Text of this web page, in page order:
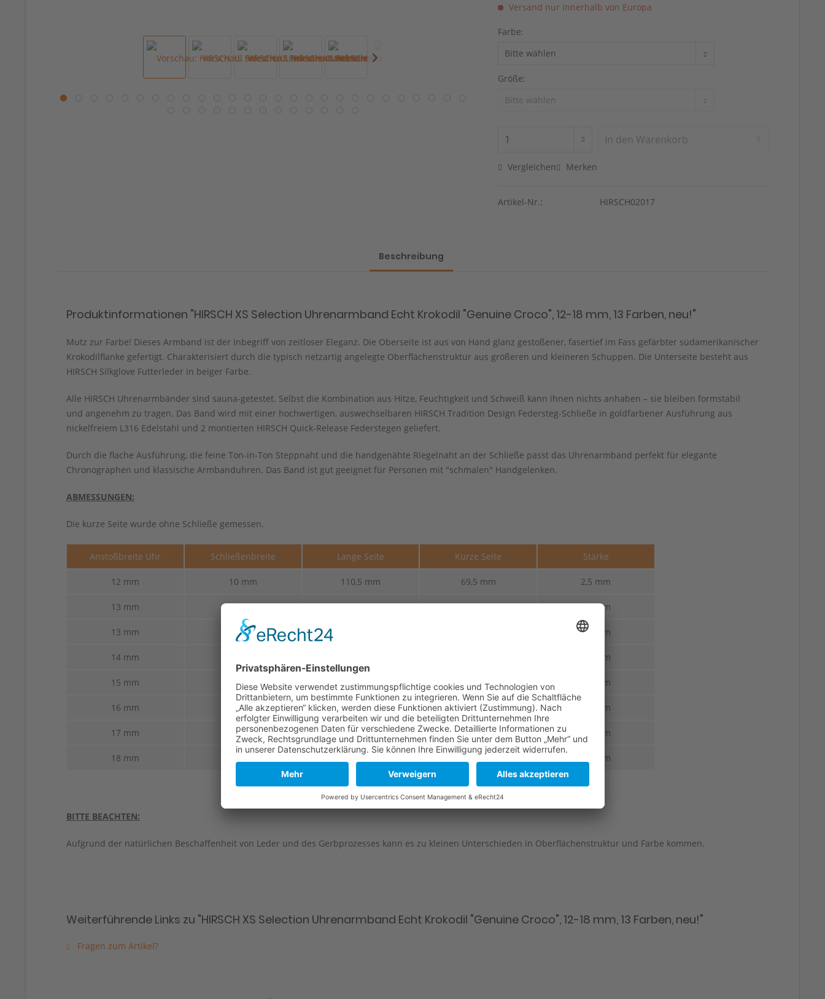
Versand nur innerhalb von Europa
Farbe:
Größe:
In den Warenkorb
Vergleichen Merken
Artikel-Nr.: HIRSCH02017
Beschreibung
Produktinformationen "HIRSCH XS Selection Uhrenarmband Echt Krokodil "Genuine Croco", 12-18 mm, 13 Farben, neu!"
Mutz zur Farbe! Dieses Armband ist der Inbegriff von zeitloser Eleganz. Die Oberseite ist aus von Hand glanz gestoßener, fasertief im Fass gefärbter südamerikanischer
Krokodilflanke gefertigt. Charakterisiert durch die typisch netzartig angelegte Oberflächenstruktur aus größeren und kleineren Schuppen. Die Unterseite besteht aus
HIRSCH Silkglove Futterleder in beiger Farbe.
Alle HIRSCH Uhrenarmbänder sind sauna-getestet. Selbst die Kombination aus Hitze, Feuchtigkeit und Schweiß kann ihnen nichts anhaben – sie bleiben formstabil
und angenehm zu tragen. Das Band wird mit einer hochwertigen, auswechselbaren HIRSCH Tradition Design Federsteg-Schließe in goldfarbener Ausführung aus
nickelfreiem L316 Edelstahl und 2 montierten HIRSCH Quick-Release Federstegen geliefert.
Durch die flache Ausführung, die feine Ton-in-Ton Steppnaht und die handgenähte Riegelnaht an der Schließe passt das Uhrenarmband perfekt für elegante
Chronographen und klassische Armbanduhren. Das Band ist gut geeignet für Personen mit "schmalen" Handgelenken.
ABMESSUNGEN:
Die kurze Seite wurde ohne Schließe gemessen.
Anstoßbreite Uhr Schließenbreite Lange Seite Kurze Seite Stärke
12 mm 10 mm 110,5 mm 69,5 mm 2,5 mm
13 mm 10 mm 110,5 mm 69,5 mm 2,5 mm
13 mm 12 mm 2,5 mm
14 mm 2,5 mm
15 mm 14 mm 110,5 mm 69,5 mm 2,5 mm
16 mm 14 mm 110,5 mm 69,5 mm 2,5 mm
17 mm 14 mm 110,5 mm 69,5 mm 2,5 mm
18 mm 110,5 mm 69,5 mm 2,5 mm
BITTE BEACHTEN:
Aufgrund der natürlichen Beschaffenheit von Leder und des Gerbprozesses kann es zu kleinen Unterschieden in Oberflächenstruktur und Farbe kommen.
Weiterführende Links zu "HIRSCH XS Selection Uhrenarmband Echt Krokodil "Genuine Croco", 12-18 mm, 13 Farben, neu!"
Fragen zum Artikel?